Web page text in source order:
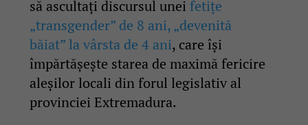
să ascultați discursul unei fetițe
„transgender” de 8 ani, „devenită
băiat” la vârsta de 4 ani, care își
împărtășește starea de maximă fericire
aleșilor locali din forul legislativ al
provinciei Extremadura.